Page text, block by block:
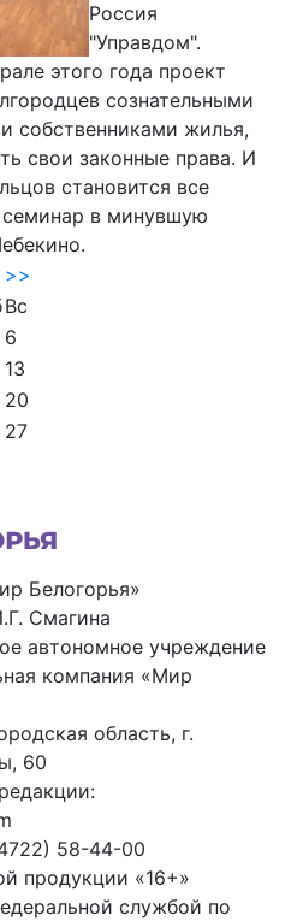
Россия
"Управдом".
этого года проект
сознательными
собственниками жилья,
свои законные права. И
становится все
в минувшую
>>
Вс
6
13
20
27
Белогорья»
Смагина
автономное учреждение
компания «Мир
область, г.
60
58-44-00
продукции «16+»
службой по